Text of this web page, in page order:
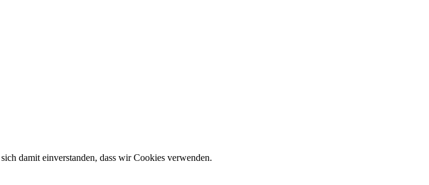
damit einverstanden, dass wir Cookies verwenden.